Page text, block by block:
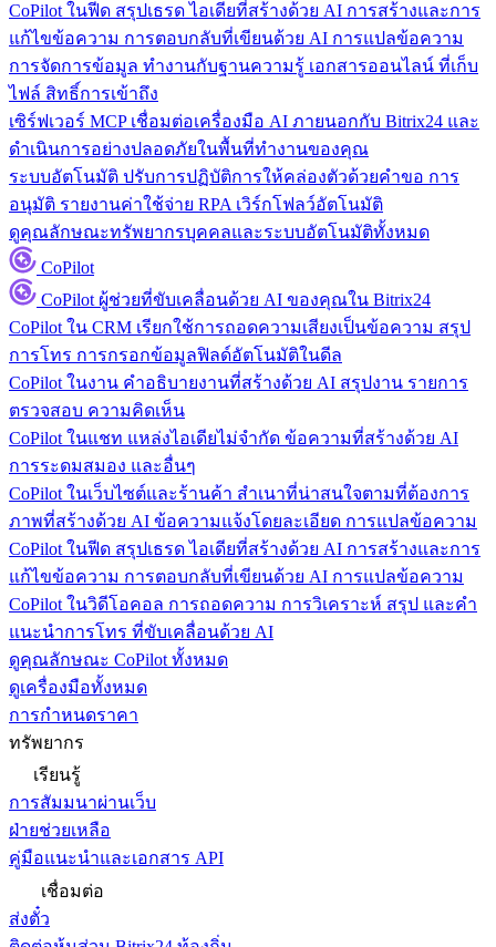
CoPilot ในฟีด สรุปเธรด ไอเดียที่สร้างด้วย AI การสร้างและการ
แก้ไขข้อความ การตอบกลับที่เขียนด้วย AI การแปลข้อความ
การจัดการข้อมูล ทำงานกับฐานความรู้ เอกสารออนไลน์ ที่เก็บ
ไฟล์ สิทธิ์การเข้าถึง
เซิร์ฟเวอร์ MCP เชื่อมต่อเครื่องมือ AI ภายนอกกับ Bitrix24 และ
ดำเนินการอย่างปลอดภัยในพื้นที่ทำงานของคุณ
ระบบอัตโนมัติ ปรับการปฏิบัติการให้คล่องตัวด้วยคำขอ การ
อนุมัติ รายงานค่าใช้จ่าย RPA เวิร์กโฟลว์อัตโนมัติ
ดูคุณลักษณะทรัพยากรบุคคลและระบบอัตโนมัติทั้งหมด
CoPilot
CoPilot ผู้ช่วยที่ขับเคลื่อนด้วย AI ของคุณใน Bitrix24
CoPilot ใน CRM เรียกใช้การถอดความเสียงเป็นข้อความ สรุป
การโทร การกรอกข้อมูลฟิลด์อัตโนมัติในดีล
CoPilot ในงาน คำอธิบายงานที่สร้างด้วย AI สรุปงาน รายการ
ตรวจสอบ ความคิดเห็น
CoPilot ในแชท แหล่งไอเดียไม่จำกัด ข้อความที่สร้างด้วย AI
การระดมสมอง และอื่นๆ
CoPilot ในเว็บไซต์และร้านค้า สำเนาที่น่าสนใจตามที่ต้องการ
ภาพที่สร้างด้วย AI ข้อความแจ้งโดยละเอียด การแปลข้อความ
CoPilot ในฟีด สรุปเธรด ไอเดียที่สร้างด้วย AI การสร้างและการ
แก้ไขข้อความ การตอบกลับที่เขียนด้วย AI การแปลข้อความ
CoPilot ในวิดีโอคอล การถอดความ การวิเคราะห์ สรุป และคำ
แนะนำการโทร ที่ขับเคลื่อนด้วย AI
ดูคุณลักษณะ CoPilot ทั้งหมด
ดูเครื่องมือทั้งหมด
การกำหนดราคา
ทรัพยากร
เรียนรู้
การสัมมนาผ่านเว็บ
ฝ่ายช่วยเหลือ
คู่มือแนะนำและเอกสาร API
เชื่อมต่อ
ส่งตั๋ว